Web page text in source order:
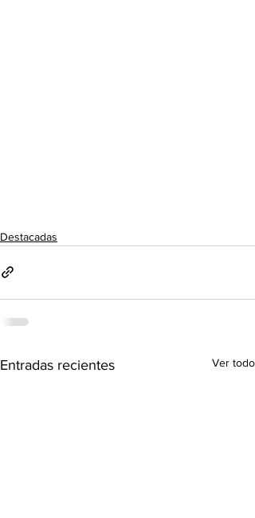
Destacadas
Entradas recientes Ver todo